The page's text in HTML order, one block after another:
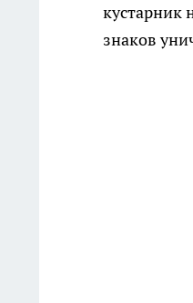
кустарник
знаков